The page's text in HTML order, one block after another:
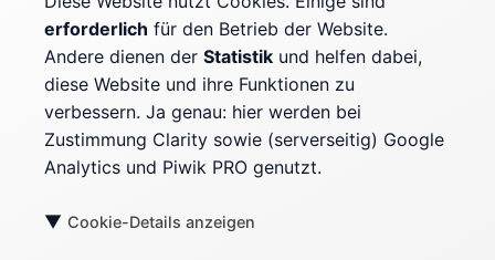
War der Beitrag hilfreich?
Dann freue ich mich, wenn er mit anderen
geteilt wird!
erforderlich für den Betrieb der Website.
Andere dienen der Statistik und helfen dabei,
diese Website und ihre Funktionen zu
verbessern. Ja genau: hier werden bei
Zustimmung Clarity sowie (serverseitig) Google
Analytics und Piwik PRO genutzt.
▼ Cookie-Details anzeigen